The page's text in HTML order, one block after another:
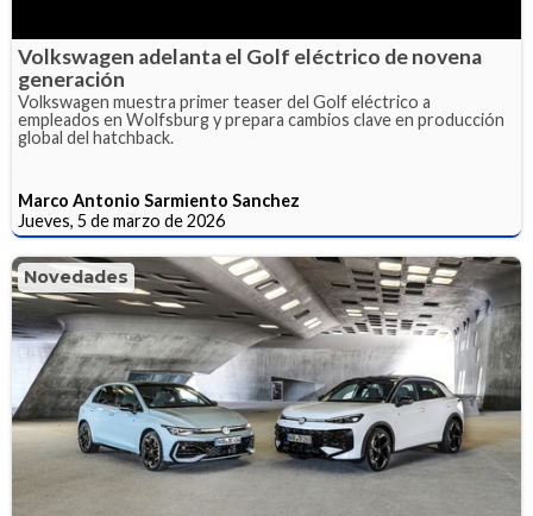
Volkswagen adelanta el Golf eléctrico de novena
generación
Volkswagen muestra primer teaser del Golf eléctrico a
empleados en Wolfsburg y prepara cambios clave en producción
global del hatchback.
Marco Antonio Sarmiento Sanchez
Jueves, 5 de marzo de 2026
Novedades